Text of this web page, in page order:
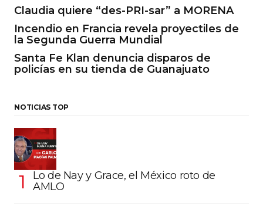
Claudia quiere “des-PRI-sar” a MORENA
Incendio en Francia revela proyectiles de
la Segunda Guerra Mundial
Santa Fe Klan denuncia disparos de
policías en su tienda de Guanajuato
NOTICIAS TOP
Lo de Nay y Grace, el México roto de
AMLO